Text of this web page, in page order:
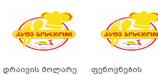
დრაივის მოლარე
ფენოვნების